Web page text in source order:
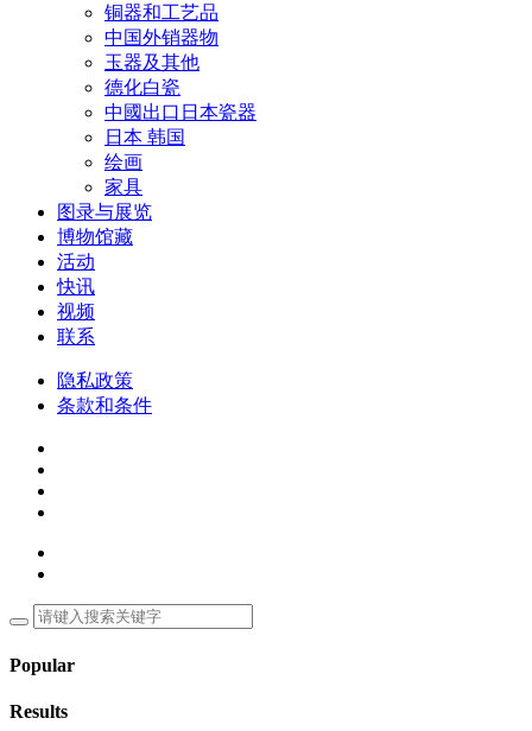
铜器和工艺品
中国外销器物
玉器及其他
德化白瓷
中國出口日本瓷器
日本 韩国
绘画
家具
图录与展览
博物馆藏
活动
快讯
视频
联系
隐私政策
条款和条件
Popular
Results